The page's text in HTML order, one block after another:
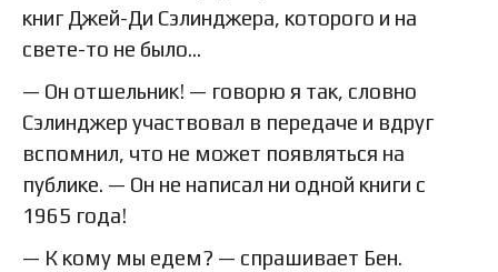
книг Джей-Ди Сэлинджера, которого и на
свете-то не было…
— Он отшельник! — говорю я так, словно
Сэлинджер участвовал в передаче и вдруг
вспомнил, что не может появляться на
публике. — Он не написал ни одной книги с
1965 года!
— К кому мы едем? — спрашивает Бен.